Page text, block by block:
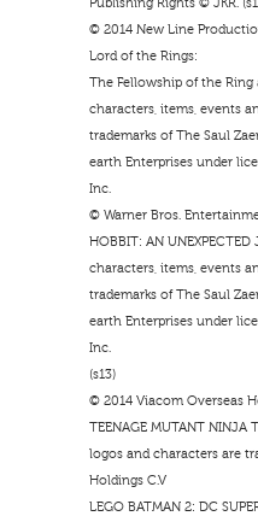
© 2014 New Line
Lord of the Rings:
The Fellowship of the
characters, items, events
trademarks of The Saul
earth Enterprises under
Inc.
© Warner Bros.
HOBBIT: AN
characters, items, events
trademarks of The Saul
earth Enterprises under
Inc.
(s13)
© 2014 Viacom Overseas
TEENAGE MUTANT NINJA
logos and characters are
Holdings C.V
LEGO BATMAN 2: DC